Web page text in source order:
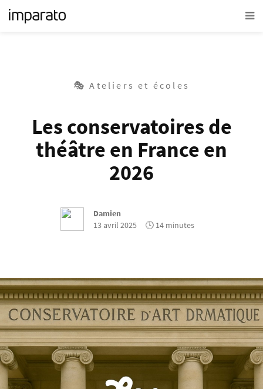
🎭 Ateliers et écoles
Les conservatoires de
théâtre en France en
2026
Damien
13 avril 2025
🕓 14 minutes